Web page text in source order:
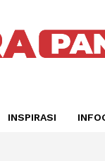
INSPIRASI